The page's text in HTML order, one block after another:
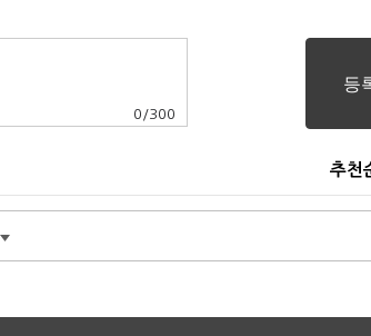
0 /300
추천